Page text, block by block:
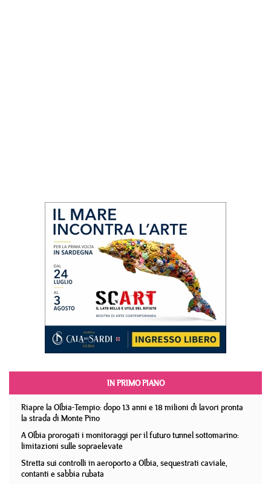
IN PRIMO PIANO
Riapre la Olbia-Tempio: dopo 13 anni e 18 milioni di lavori pronta
la strada di Monte Pino
A Olbia prorogati i monitoraggi per il futuro tunnel sottomarino:
limitazioni sulle sopraelevate
Stretta sui controlli in aeroporto a Olbia, sequestrati caviale,
contanti e sabbia rubata